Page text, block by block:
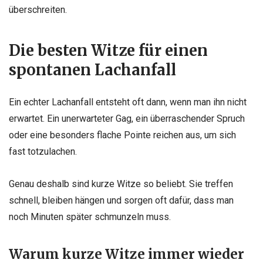
überschreiten.
Die besten Witze für einen
spontanen Lachanfall
Ein echter Lachanfall entsteht oft dann, wenn man ihn nicht
erwartet. Ein unerwarteter Gag, ein überraschender Spruch
oder eine besonders flache Pointe reichen aus, um sich
fast totzulachen.
Genau deshalb sind kurze Witze so beliebt. Sie treffen
schnell, bleiben hängen und sorgen oft dafür, dass man
noch Minuten später schmunzeln muss.
Warum kurze Witze immer wieder